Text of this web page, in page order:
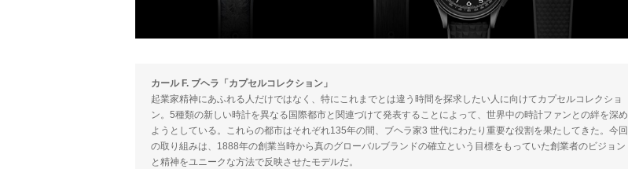
カール F. ブヘラ「カプセルコレクション」
起業家精神にあふれる人だけではなく、特にこれまでとは違う時間を探求したい人に向けてカプセルコレクショ
ン。5種類の新しい時計を異なる国際都市と関連づけて発表することによって、世界中の時計ファンとの絆を深め
ようとしている。これらの都市はそれぞれ135年の間、ブヘラ家3 世代にわたり重要な役割を果たしてきた。今回
の取り組みは、1888年の創業当時から真のグローバルブランドの確立という目標をもっていた創業者のビジョン
と精神をユニークな方法で反映させたモデルだ。